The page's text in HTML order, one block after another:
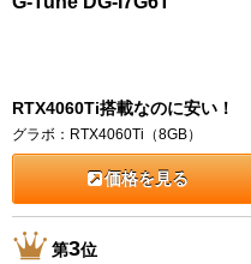
RTX4060Ti搭載なのに安い！
グラボ：RTX4060Ti（8GB）
価格を見る
第3位